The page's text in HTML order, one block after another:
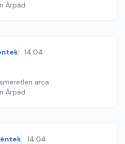
Árpád
14:04
arca
Árpád
14:04